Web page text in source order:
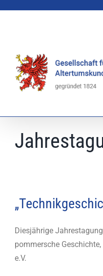
Diesjährige
pommersche
e.V.